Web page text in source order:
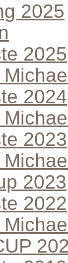
2025
2025
2024
2023
2023
2022